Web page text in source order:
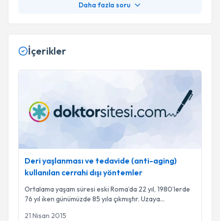
Daha fazla soru
İçerikler
Deri yaşlanması ve tedavide (anti-aging)
kullanılan cerrahi dışı yöntemler
Ortalama yaşam süresi eski Roma’da 22 yıl, 1980’lerde
76 yıl iken günümüzde 85 yıla çıkmıştır. Uzaya...
21 Nisan 2015